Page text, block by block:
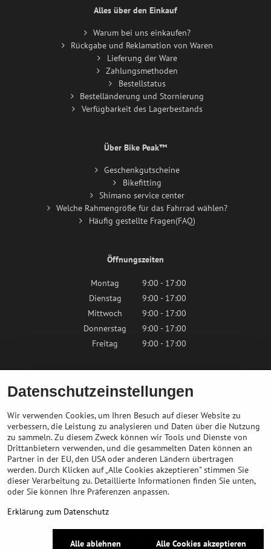
Alles über den Einkauf
Warum bei uns einkaufen?
Rückgabe und Reklamation von Waren
Lieferung der Ware
Zahlungsmethoden
Bestellstatus
Bestelländerung und Stornierung
Verfügbarkeit des Lagerbestands
Über Bike Peak™
Geschenkgutscheine
Bikefitting
Shimano service center
Welche Rahmengröße für das Fahrrad wählen?
Häufig gestellte Fragen(FAQ)
Öffnungszeiten
Montag
9:00 - 17:00
Dienstag
9:00 - 17:00
Mittwoch
9:00 - 17:00
Donnerstag
9:00 - 17:00
Freitag
9:00 - 17:00
Samstag
9:00 - 12:00
Sonntag
Geschlossen
Kontaktieren Sie uns
info@bikepeak.de
+436764858804
Zum Geschäft navigieren
©
Urheberrecht
Datenschutzeinstellungen
Wir verwenden Cookies, um Ihren Besuch auf dieser Website zu
verbessern, die Leistung zu analysieren und Daten über die Nutzung
zu sammeln. Zu diesem Zweck können wir Tools und Dienste von
Drittanbietern verwenden, und die gesammelten Daten können an
Partner in der EU, den USA oder anderen Ländern übertragen
werden. Durch Klicken auf „Alle Cookies akzeptieren" stimmen Sie
dieser Verarbeitung zu. Detaillierte Informationen finden Sie unten,
oder Sie können Ihre Präferenzen anpassen.
Erklärung zum Datenschutz
Alle Cookies akzeptieren
Alle ablehnen